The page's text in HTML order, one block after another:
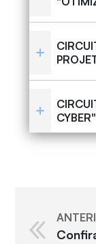
CYBER"